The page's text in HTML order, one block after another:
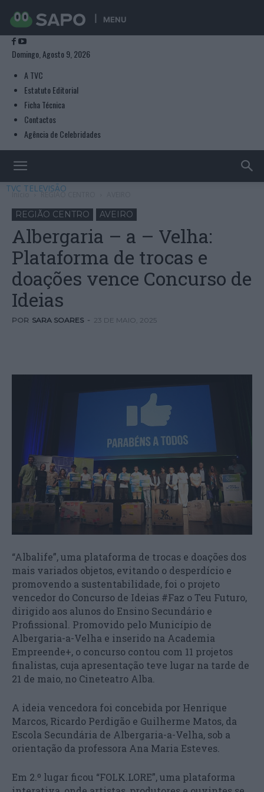
MENU
Domingo, Agosto 9, 2026
A TVC
Estatuto Editorial
Ficha Técnica
Contactos
Agência de Celebridades
TVC TELEVISÃO
Início REGIÃO CENTRO
REGIÃO CENTRO AVEIRO
Albergaria – a – Velha:
Plataforma de trocas e
doações vence Concurso de
Ideias
POR SARA SOARES - 23 DE MAIO, 2025
“Albalife”, uma plataforma de trocas e doações dos
mais variados objetos, evitando o desperdício e
promovendo a sustentabilidade, foi o projeto
vencedor do Concurso de Ideias #Faz o Teu Futuro,
dirigido aos alunos do Ensino Secundário e
Profissional. Promovido pelo Município de
Albergaria-a-Velha e inserido na Academia
Empreende+, o concurso contou com 11 projetos
finalistas, cuja apresentação teve lugar na tarde de
21 de maio, no Cineteatro Alba.
A ideia vencedora foi concebida por Henrique
Marcos, Ricardo Perdigão e Guilherme Matos, da
Escola Secundária de Albergaria-a-Velha, sob a
orientação da professora Ana Maria Esteves.
Em 2.º lugar ficou “FOLK.LORE”, uma plataforma